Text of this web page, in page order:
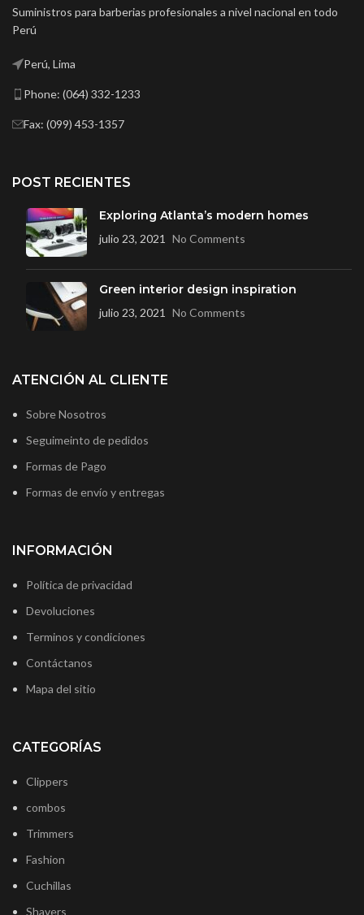
Suministros para barberias profesionales a nivel nacional en todo
Perú
Perú, Lima
Phone: (064) 332-1233
Fax: (099) 453-1357
POST RECIENTES
Exploring Atlanta’s modern homes
julio 23, 2021 No Comments
Green interior design inspiration
julio 23, 2021 No Comments
ATENCIÓN AL CLIENTE
Sobre Nosotros
Seguimeinto de pedidos
Formas de Pago
Formas de envío y entregas
INFORMACIÓN
Política de privacidad
Devoluciones
Terminos y condiciones
Contáctanos
Mapa del sitio
CATEGORÍAS
Clippers
combos
Trimmers
Fashion
Cuchillas
Shavers